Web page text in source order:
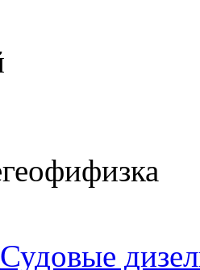
Судовые